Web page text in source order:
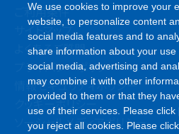
ご利用条件
サイトマップ
よくあるご質問
プライバシーポリシー
情報セキュリティポリシー
クッキーポリシー
ソーシャルメディアポリシー
We use cookies to improve your
website, to personalize content
social media features and to
share information about your
social media, advertising and
may combine it with other
provided to them or that they
use of their services. Please click
you reject all cookies. Please